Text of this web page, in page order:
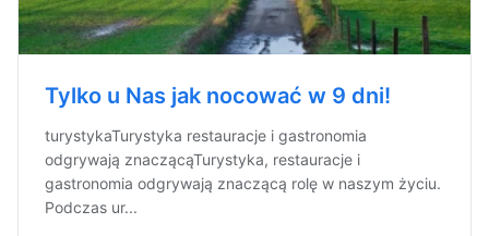
Tylko u Nas jak nocować w 9 dni!
turystykaTurystyka restauracje i gastronomia
odgrywają znaczącąTurystyka, restauracje i
gastronomia odgrywają znaczącą rolę w naszym życiu.
Podczas ur...